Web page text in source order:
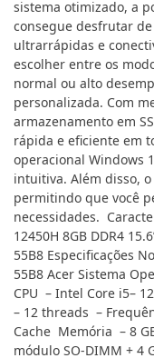
sistema otimizado, a
consegue desfrutar
ultrarrápidas e
escolher entre os
normal ou alto
personalizada. Com
armazenamento em
rápida e eficiente em
operacional Windows
intuitiva. Além disso,
permitindo que você
necessidades.
12450H 8GB DDR4
55B8 Especificações
55B8 Acer Sistema
CPU – Intel Core i5–
– 12 threads –
Cache Memória – 8
módulo SO-DIMM + 4